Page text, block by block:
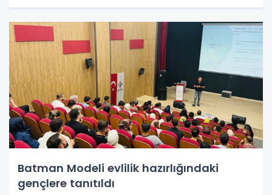
Batman Modeli evlilik hazırlığındaki
gençlere tanıtıldı